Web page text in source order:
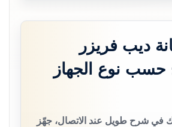
ديب فريزر
نوع الجهاز
في شرح طويل عند الاتصال، جهّز